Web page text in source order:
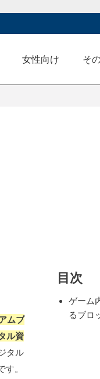
女性向け そ
ムブ
ル資
タル
。
目次
ゲーム
るブロ